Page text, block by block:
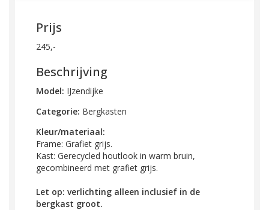
Prijs
245,-
Beschrijving
Model: IJzendijke
Categorie: Bergkasten
Kleur/materiaal:
Frame: Grafiet grijs.
Kast: Gerecycled houtlook in warm bruin,
gecombineerd met grafiet grijs.
Let op: verlichting alleen inclusief in de
bergkast groot.